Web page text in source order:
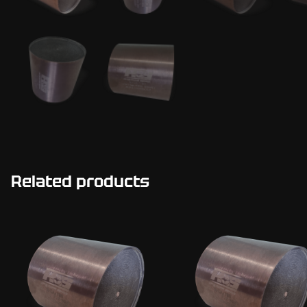
Related products